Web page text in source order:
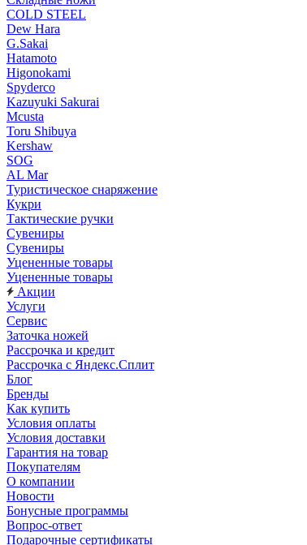
COLD STEEL
Dew Hara
G.Sakai
Hatamoto
Higonokami
Spyderco
Kazuyuki Sakurai
Mcusta
Toru Shibuya
Kershaw
SOG
AL Mar
Туристическое снаряжение
Кукри
Тактические ручки
Сувениры
Сувениры
Уцененные товары
Уцененные товары
Акции
Услуги
Сервис
Заточка ножей
Рассрочка и кредит
Рассрочка с Яндекс.Сплит
Блог
Бренды
Как купить
Условия оплаты
Условия доставки
Гарантия на товар
Покупателям
О компании
Новости
Бонусные программы
Вопрос-ответ
Подарочные сертификаты